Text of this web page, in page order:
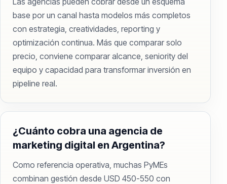
base por un canal hasta modelos más completos
con estrategia, creatividades, reporting y
optimización continua. Más que comparar solo
precio, conviene comparar alcance, seniority del
equipo y capacidad para transformar inversión en
pipeline real.
¿Cuánto cobra una agencia de
marketing digital en Argentina?
Como referencia operativa, muchas PyMEs
combinan gestión desde USD 450-550 con